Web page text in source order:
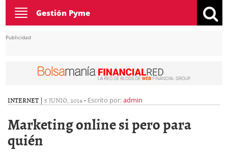
Toggle
navigation
Gestión Pyme
Publicidad
INTERNET | 5 JUNIO, 2014- Escrito por:admin
Marketing online si pero para
quién